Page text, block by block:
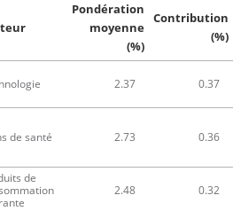
Pondération
moyenne
(%)
Contribution
(%)
2.37 0.37
de santé 2.73 0.36
de
2.48 0.32